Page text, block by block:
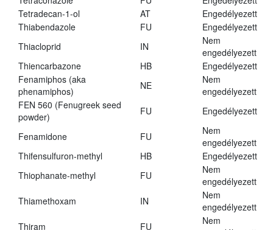
Tetradecan-1-ol
AT
Engedélyezett
Thiabendazole
FU
Engedélyezett
Thiacloprid
IN
Nem
engedélyezett
Thiencarbazone
HB
Engedélyezett
Fenamiphos (aka
phenamiphos)
NE
Nem
engedélyezett
FEN 560 (Fenugreek seed
powder)
FU Engedélyezett
Fenamidone FU
Nem
engedélyezett
Thifensulfuron-methyl
HB
Engedélyezett
Thiophanate-methyl
FU
Nem
engedélyezett
Thiamethoxam
IN
Nem
engedélyezett
Thiram
FU
Nem